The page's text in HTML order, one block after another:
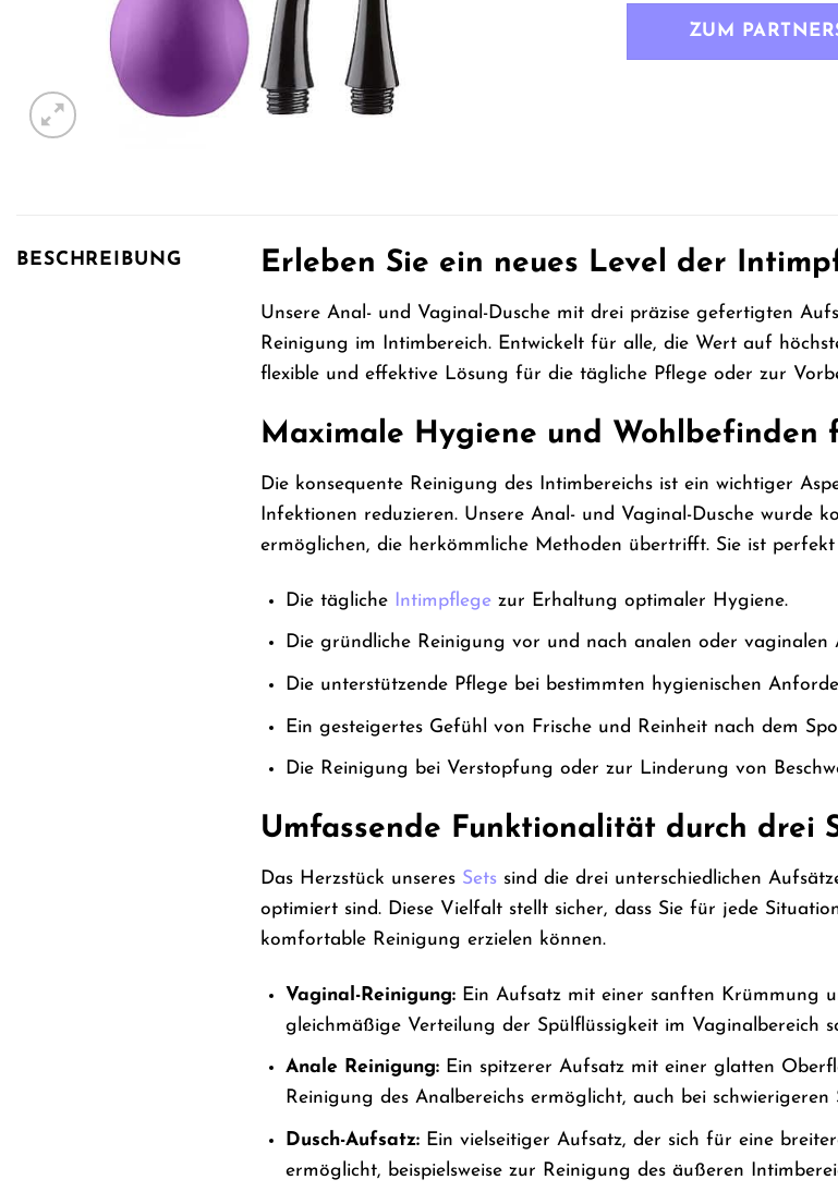
war:
61,99 €
ZUM
BESCHREIBUNG Erleben Sie ein neues Level der
Unsere Anal- und Vaginal-Dusche mit drei präzise gefertigten
Reinigung im Intimbereich. Entwickelt für alle, die Wert auf
flexible und effektive Lösung für die tägliche Pflege oder zur
Maximale Hygiene und Wohlbefinden
Die konsequente Reinigung des Intimbereichs ist ein wichtiger
Infektionen reduzieren. Unsere Anal- und Vaginal-Dusche wurde
ermöglichen, die herkömmliche Methoden übertrifft. Sie ist
Die tägliche Intimpflegezur Erhaltung optimaler Hygiene.
Die gründliche Reinigung vor und nach analen oder vaginalen
Die unterstützende Pflege bei bestimmten hygienischen
Ein gesteigertes Gefühl von Frische und Reinheit nach dem
Die Reinigung bei Verstopfung oder zur Linderung von
Umfassende Funktionalität durch drei
Das Herzstück unseres Sets sind die drei unterschiedlichen
optimiert sind. Diese Vielfalt stellt sicher, dass Sie für jede
komfortable Reinigung erzielen können.
Vaginal-Reinigung:Ein Aufsatz mit einer sanften Krümmung
gleichmäßige Verteilung der Spülflüssigkeit im Vaginalbereich
Anale Reinigung:Ein spitzerer Aufsatz mit einer glatten
Reinigung des Analbereichs ermöglicht, auch bei schwierigeren
Dusch-Aufsatz:Ein vielseitiger Aufsatz, der sich für eine
ermöglicht, beispielsweise zur Reinigung des äußeren